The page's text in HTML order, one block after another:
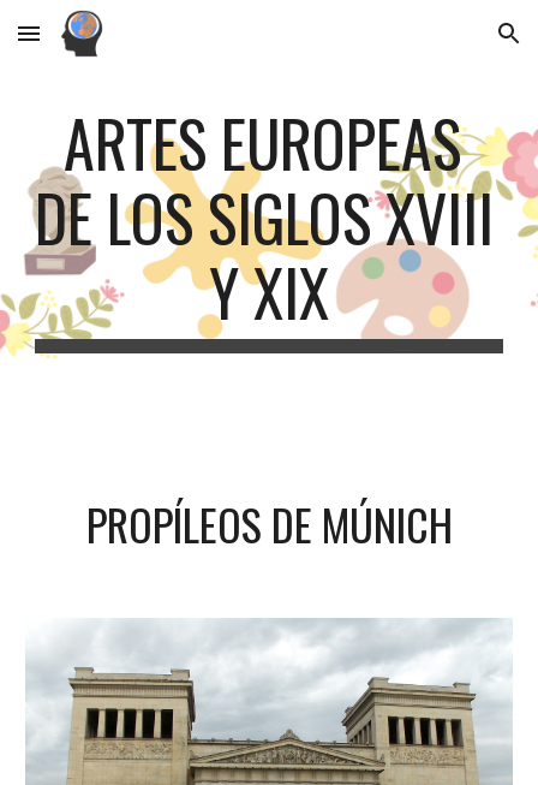
Skip to main content Skip to navigation
ARTES EUROPEAS
DE LOS SIGLOS XVIII
Y XIX
PROPÍLEOS DE MÚNICH